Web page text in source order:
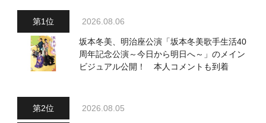
2026.08.06
坂本冬美、明治座公演「坂本冬美歌手生活40
周年記念公演～今日から明日へ～」のメイン
ビジュアル公開！ 本人コメントも到着
2026.08.05